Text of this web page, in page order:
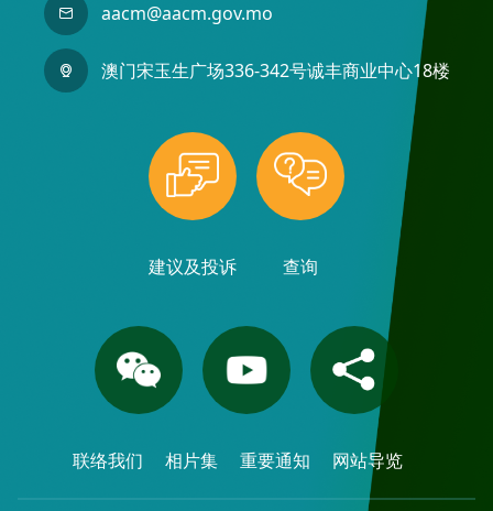
aacm@aacm.gov.mo
澳门宋玉生广场336-342号诚丰商业中心18楼
建议及投诉 查询
联络我们 相片集 重要通知 网站导览